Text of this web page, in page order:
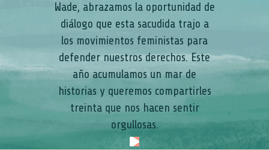
Wade, abrazamos la oportunidad de
diálogo que esta sacudida trajo a
los movimientos feministas para
defender nuestros derechos. Este
año acumulamos un mar de
historias y queremos compartirles
treinta que nos hacen sentir
orgullosas.